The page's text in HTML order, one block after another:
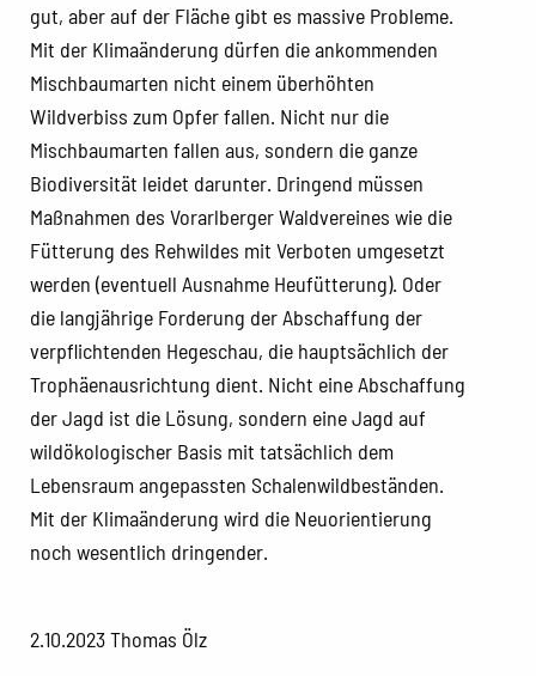
gut, aber auf der Fläche gibt es massive Probleme.
Mit der Klimaänderung dürfen die ankommenden
Mischbaumarten nicht einem überhöhten
Wildverbiss zum Opfer fallen. Nicht nur die
Mischbaumarten fallen aus, sondern die ganze
Biodiversität leidet darunter. Dringend müssen
Maßnahmen des Vorarlberger Waldvereines wie die
Fütterung des Rehwildes mit Verboten umgesetzt
werden (eventuell Ausnahme Heufütterung). Oder
die langjährige Forderung der Abschaffung der
verpflichtenden Hegeschau, die hauptsächlich der
Trophäenausrichtung dient. Nicht eine Abschaffung
der Jagd ist die Lösung, sondern eine Jagd auf
wildökologischer Basis mit tatsächlich dem
Lebensraum angepassten Schalenwildbeständen.
Mit der Klimaänderung wird die Neuorientierung
noch wesentlich dringender.
2.10.2023 Thomas Ölz